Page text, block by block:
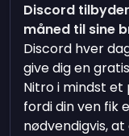
Discord
måned til sine
Discord hver
give dig en
Nitro i mindst et
fordi din ven fik
nødvendigvis,